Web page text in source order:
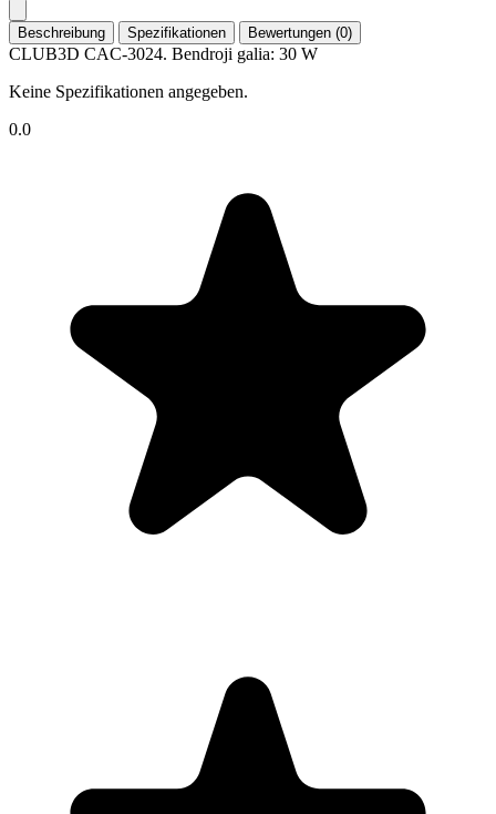
Beschreibung Spezifikationen Bewertungen (0)
CLUB3D CAC-3024. Bendroji galia: 30 W
Keine Spezifikationen angegeben.
0.0